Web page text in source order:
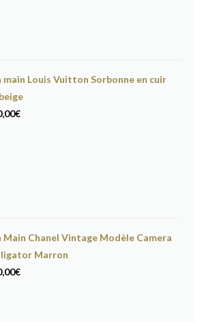
main Louis Vuitton Sorbonne en cuir
€
Main Chanel Vintage Modèle Camera
Marron
€